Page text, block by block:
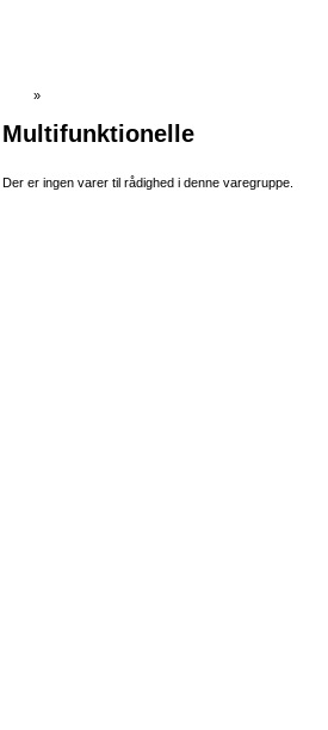
»
Multifunktionelle
Der er ingen varer til rådighed i denne varegruppe.